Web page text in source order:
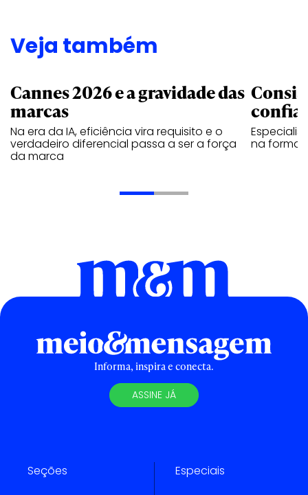
Veja também
Cannes 2026 e a gravidade das
marcas
Na era da IA, eficiência vira requisito e o
verdadeiro diferencial passa a ser a força
da marca
na forma
Informa, inspira e conecta.
ASSINE JÁ
Seções Especiais